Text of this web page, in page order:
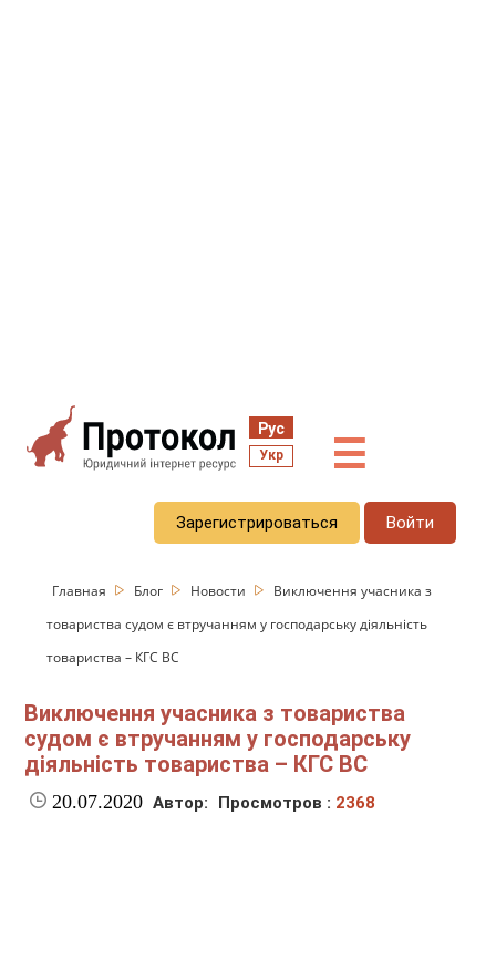
Рус
Укр ☰
Зарегистрироваться Войти
Главная Блог Новости
Виключення учасника з
товариства судом є втручанням у господарську діяльність
товариства – КГС ВС
Виключення учасника з товариства
судом є втручанням у господарську
діяльність товариства – КГС ВС
20.07.2020 Автор: Просмотров : 2368